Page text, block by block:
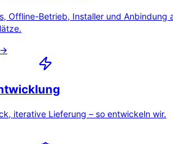
Offline-Betrieb, Installer und Anbindung
iterative Lieferung – so entwickeln wir.